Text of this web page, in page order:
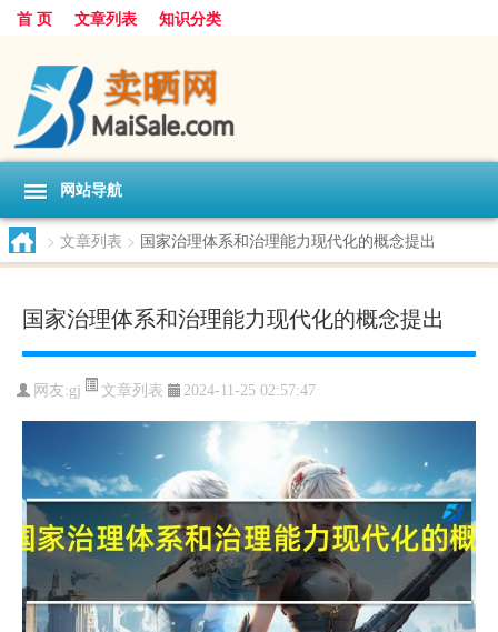
首 页 文章列表 知识分类
网站导航
> 文章列表 > 国家治理体系和治理能力现代化的概念提出
国家治理体系和治理能力现代化的概念提出
网友:gj 文章列表 2024-11-25 02:57:47